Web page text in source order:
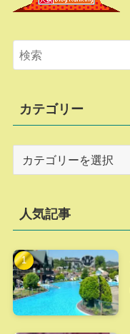
カテゴリー
ー
人気記事